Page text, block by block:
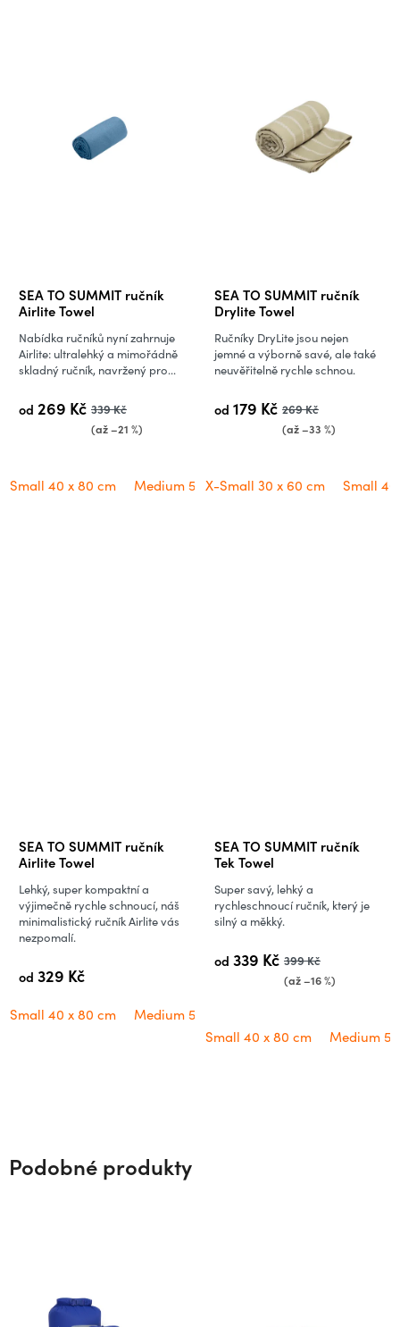
SEA TO SUMMIT ručník
Airlite Towel
od 269 Kč 339 Kč
(až –21 %)
Nabídka ručníků nyní zahrnuje
Airlite: ultralehký a mimořádně
skladný ručník, navržený pro...
Small 40 x 80 cm Medium 50 x 100 cm Large 60 x 120 cm
SEA TO SUMMIT ručník
Drylite Towel
od 179 Kč 269 Kč
(až –33 %)
Ručníky DryLite jsou nejen
jemné a výborně savé, ale také
neuvěřitelně rychle schnou.
X-Small 30 x 60 cm Small
SEA TO SUMMIT ručník
Airlite Towel
od 329 Kč
Lehký, super kompaktní a
výjimečně rychle schnoucí, náš
minimalistický ručník Airlite vás
nezpomalí.
Small 40 x 80 cm Medium 50 x 100 cm
SEA TO SUMMIT ručník
Tek Towel
od 339 Kč 399 Kč
(až –16 %)
Super savý, lehký a
rychleschnoucí ručník, který je
silný a měkký.
Small 40 x 80 cm Medium
Podobné produkty